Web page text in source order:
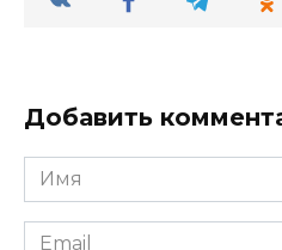
Добавить
Имя
*
Email